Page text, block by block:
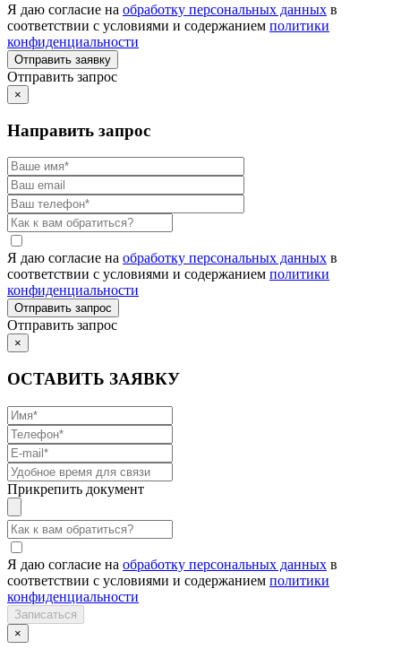
Я даю согласие на обработку персональных данных в
соответствии с условиями и содержанием политики
конфиденциальности
Отправить запрос
×
Направить запрос
Я даю согласие на обработку персональных данных в
соответствии с условиями и содержанием политики
конфиденциальности
Отправить запрос
×
ОСТАВИТЬ ЗАЯВКУ
Прикрепить документ
Я даю согласие на обработку персональных данных в
соответствии с условиями и содержанием политики
конфиденциальности
×